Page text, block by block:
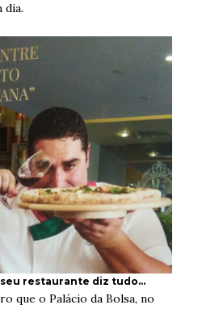
restaurante diz tudo...
que o Palácio da Bolsa, no